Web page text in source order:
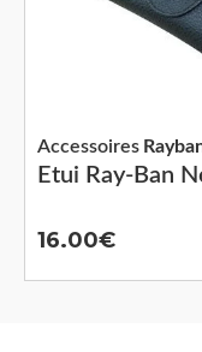
Etui Ray-Ban
Accessoires
16.00